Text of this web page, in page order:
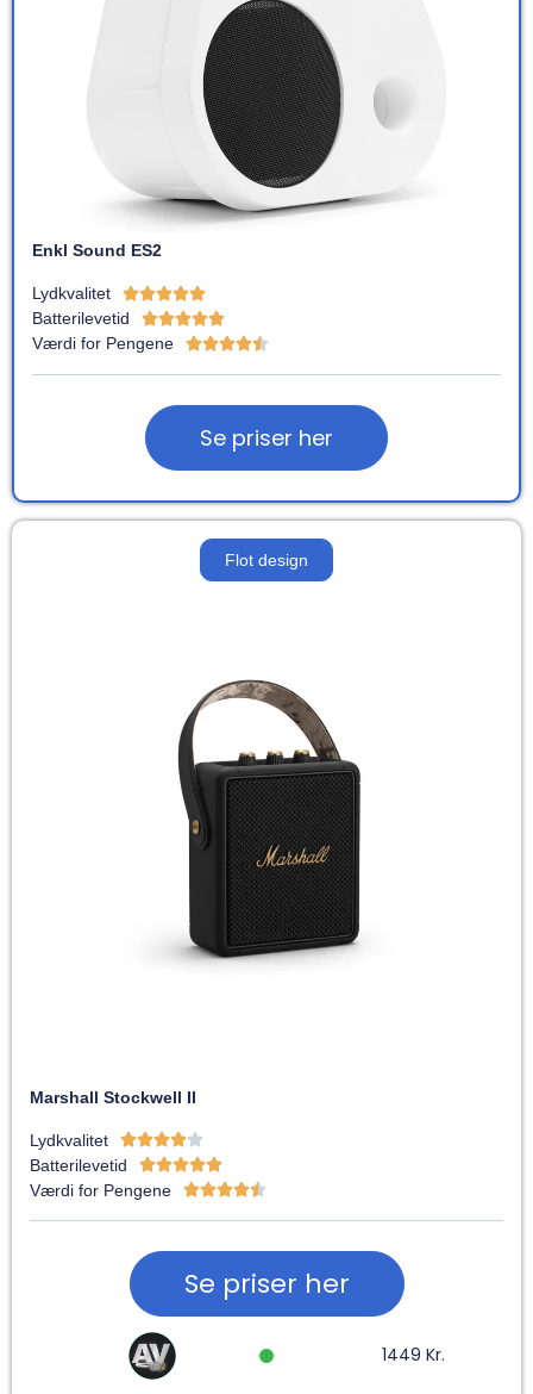
Enkl Sound ES2
Lydkvalitet 
Batterilevetid 
Værdi for Pengene 
Se priser her
Flot design
Marshall Stockwell II
Lydkvalitet 
Batterilevetid 
Værdi for Pengene 
Se priser her
1449 Kr.